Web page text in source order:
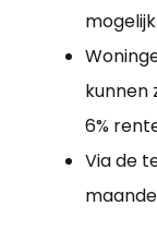
mogelijk.
kunnen
6%
Via de